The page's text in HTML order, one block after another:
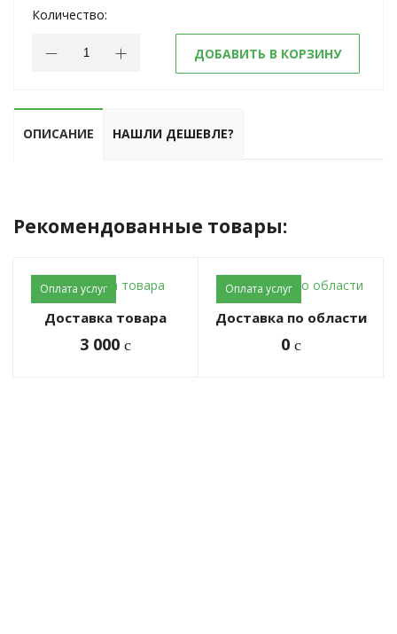
Количество:
ДОБАВИТЬ В КОРЗИНУ
ОПИСАНИЕ НАШЛИ ДЕШЕВЛЕ?
Рекомендованные товары:
Оплата услуг
Доставка товара
3 000 c
Оплата услуг
Доставка по области
0 c